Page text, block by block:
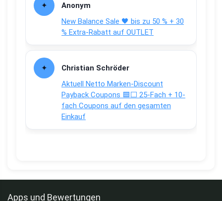
Anonym
New Balance Sale 🖤 bis zu 50 % + 30
% Extra-Rabatt auf OUTLET
Christian Schröder
Aktuell Netto Marken-Discount
Payback Coupons 🟦⬜ 25-Fach + 10-
fach Coupons auf den gesamten
Einkauf
Apps und Bewertungen